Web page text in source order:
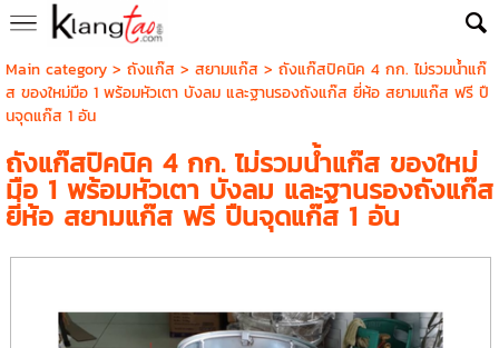
Main category> ถังแก๊ส > สยามแก๊ส > ถังแก๊สปิคนิค 4 กก. ไม่รวมน้ำแก๊
ส ของใหม่มือ 1 พร้อมหัวเตา บังลม และฐานรองถังแก๊ส ยี่ห้อ สยามแก๊ส ฟรี ปื
นจุดแก๊ส 1 อัน
ถังแก๊สปิคนิค 4 กก. ไม่รวมน้ำแก๊ส ของใหม่
มือ 1 พร้อมหัวเตา บังลม และฐานรองถังแก๊ส
ยี่ห้อ สยามแก๊ส ฟรี ปืนจุดแก๊ส 1 อัน